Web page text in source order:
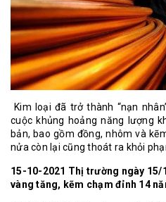
Kim loại đã trở thành “nạn
cuộc khủng hoảng năng lượng
bản, bao gồm đồng, nhôm và
nửa còn lại cũng thoát ra khỏi
15-10-2021 Thị trường ngày 15/
vàng tăng, kẽm chạm đỉnh 14